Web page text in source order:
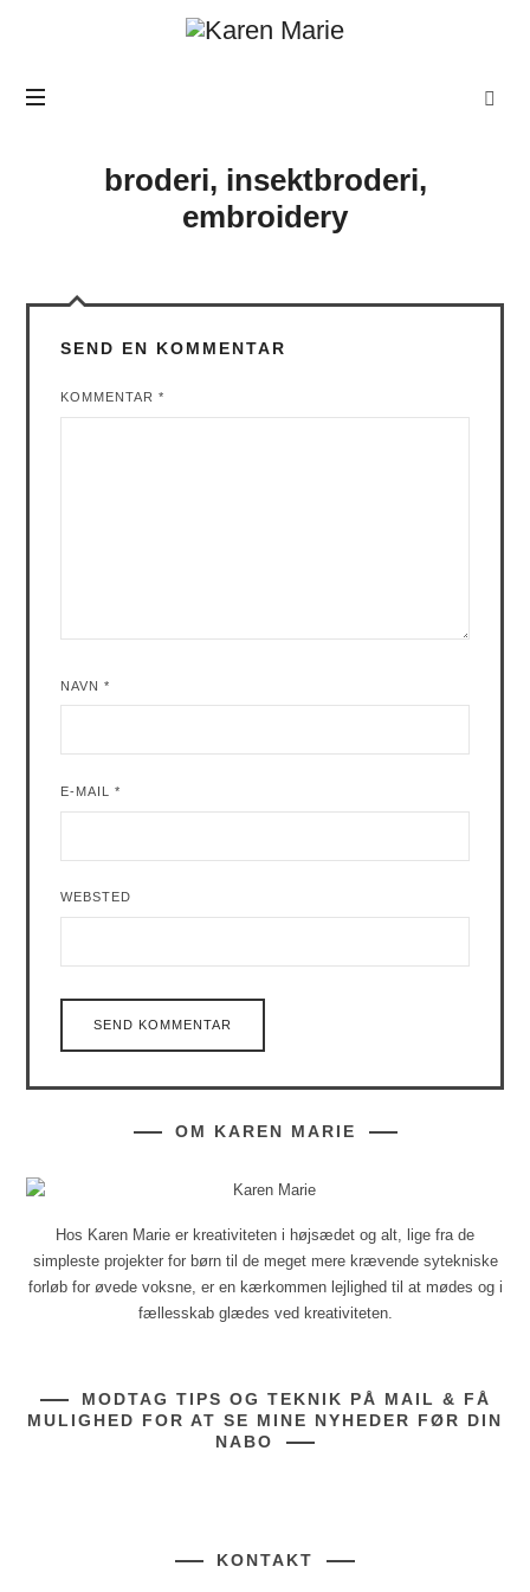
Karen
broderi, insektbroderi,
embroidery
SEND EN KOMMENTAR
KOMMENTAR*
NAVN*
E-MAIL*
WEBSTED
OM KAREN MARIE
Hos Karen Marie er kreativiteten i højsædet og alt, lige fra de
simpleste projekter for børn til de meget mere krævende sytekniske
forløb for øvede voksne, er en kærkommen lejlighed til at mødes og i
fællesskab glædes ved kreativiteten.
MODTAG TIPS OG TEKNIK PÅ MAIL & FÅ
MULIGHED FOR AT SE MINE NYHEDER FØR DIN
NABO
KONTAKT